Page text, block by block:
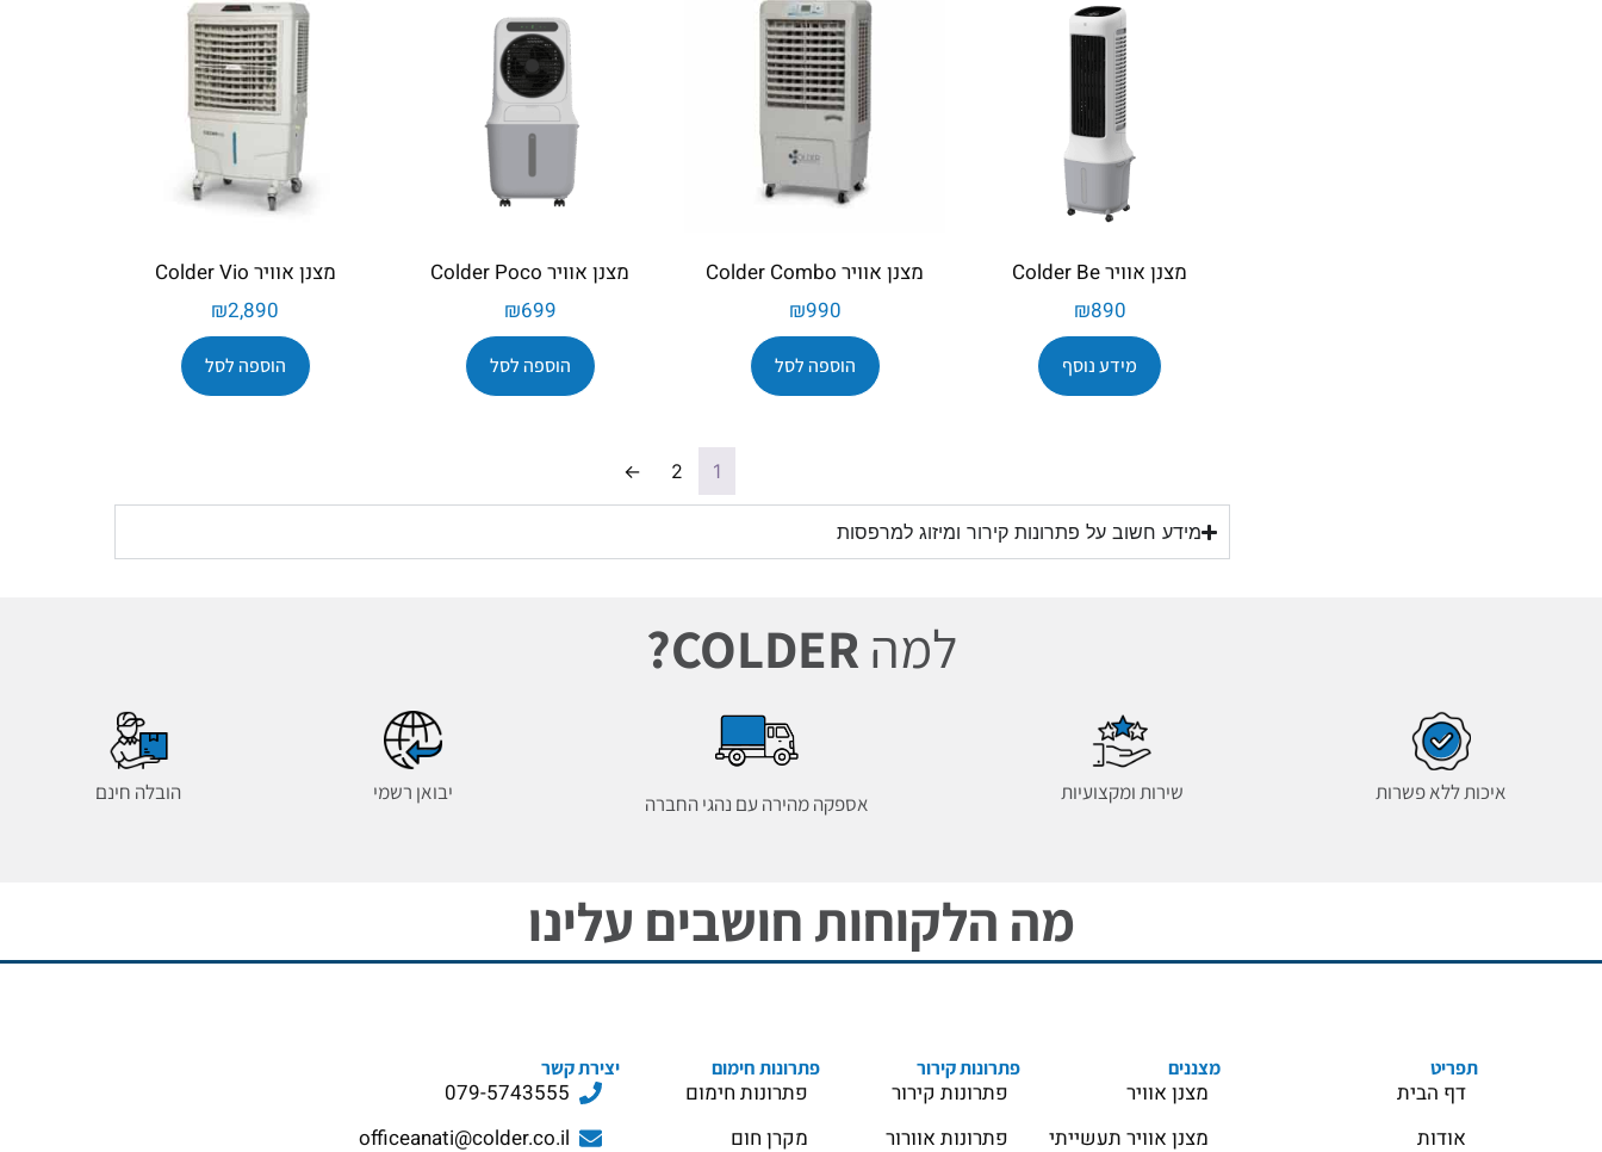
מצנן אוויר Colder Be
₪890
מידע נוסף
מצנן אוויר Colder Combo
₪990
הוספה לסל
מצנן אוויר Colder Poco
₪699
הוספה לסל
מצנן אוויר Colder Vio
₪2,890
הוספה לסל
1
2
←
מידע חשוב על פתרונות קירור ומיזוג למרפסות
למה COLDER?
איכות ללא פשרות שירות ומקצועיות אספקה מהירה עם נהגי החברה יבואן רשמי הובלה חינם
מה הלקוחות חושבים עלינו
תפריט
דף הבית
אודות
מצננים
מצנן אוויר
מצנן אוויר תעשייתי
פתרונות קירור
פתרונות קירור
פתרונות אוורור
פתרונות חימום
פתרונות חימום
מקרן חום
יצירת קשר
079-5743555
officeanati@colder.co.il